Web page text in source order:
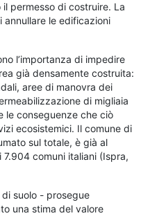
il permesso di costruire. La
annullare le edificazioni
l’importanza di impedire
già densamente costruita:
aree di manovra dei
di migliaia
le conseguenze che ciò
ecosistemici. Il comune di
sul totale, è già al
comuni italiani (Ispra,
suolo - prosegue
una stima del valore